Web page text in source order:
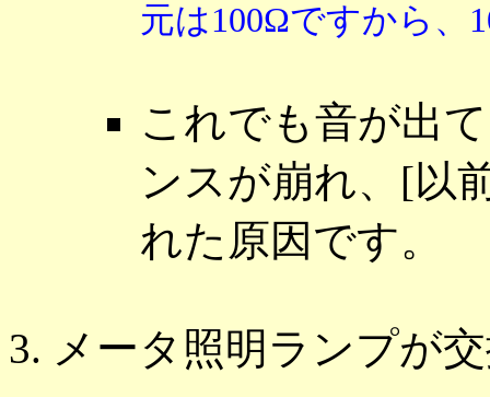
元は100Ωですから、
これでも音が出
ンスが崩れ、[以
れた原因です。
メータ照明ランプが